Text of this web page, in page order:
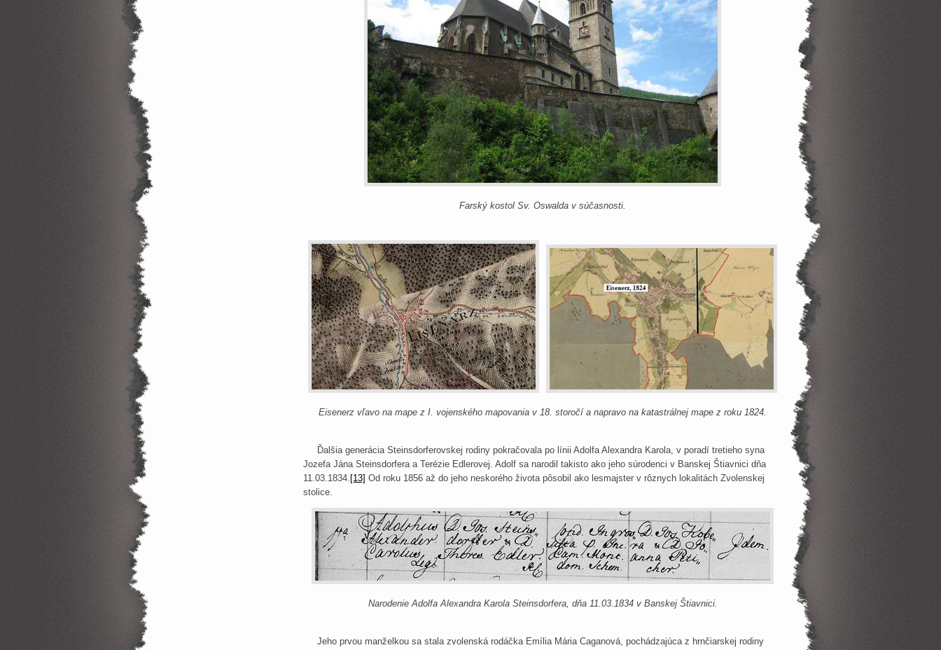
Farský kostol Sv. Oswalda v súčasnosti.
Eisenerz vľavo na mape z I. vojenského mapovania v 18. storočí a napravo na katastrálnej mape z roku 1824.
Ďalšia generácia Steinsdorferovskej rodiny pokračovala po línii Adolfa Alexandra Karola, v poradí tretieho syna
Jozefa Jána Steinsdorfera a Terézie Edlerovej. Adolf sa narodil takisto ako jeho súrodenci v Banskej Štiavnici dňa
11.03.1834. [13] Od roku 1856 až do jeho neskorého života pôsobil ako lesmajster v rôznych lokalitách Zvolenskej
stolice.
Narodenie Adolfa Alexandra Karola Steinsdorfera, dňa 11.03.1834 v Banskej Štiavnici.
Jeho prvou manželkou sa stala zvolenská rodáčka Emília Mária Caganová, pochádzajúca z hrnčiarskej rodiny